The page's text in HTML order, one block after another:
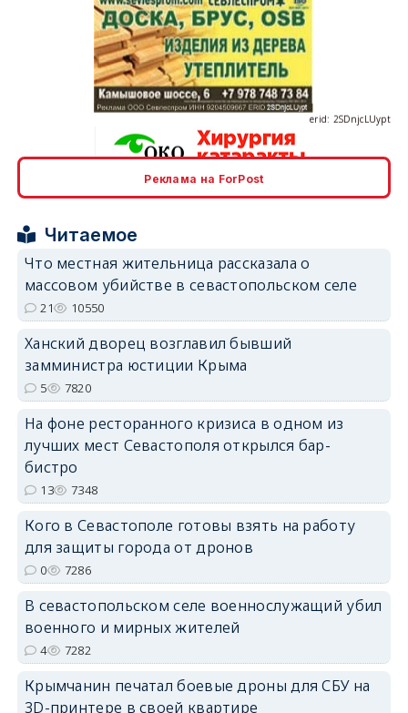
Реклама на ForPost
Читаемое
Что местная жительница рассказала о
массовом убийстве в севастопольском селе
21 10550
Ханский дворец возглавил бывший
замминистра юстиции Крыма
5 7820
На фоне ресторанного кризиса в одном из
лучших мест Севастополя открылся бар-
бистро
13 7348
Кого в Севастополе готовы взять на работу
для защиты города от дронов
0 7286
В севастопольском селе военнослужащий убил
военного и мирных жителей
4 7282
Крымчанин печатал боевые дроны для СБУ на
3D-принтере в своей квартире